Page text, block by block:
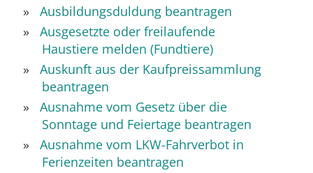
Ausbildungsduldung beantragen
Ausgesetzte oder freilaufende
Haustiere melden (Fundtiere)
Auskunft aus der Kaufpreissammlung
beantragen
Ausnahme vom Gesetz über die
Sonntage und Feiertage beantragen
Ausnahme vom LKW-Fahrverbot in
Ferienzeiten beantragen